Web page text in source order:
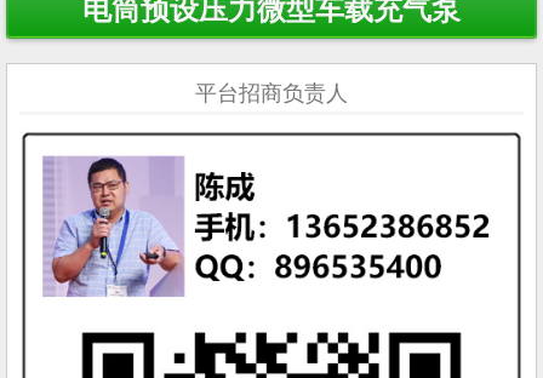
电筒预设压力微型车载充气泵
平台招商负责人